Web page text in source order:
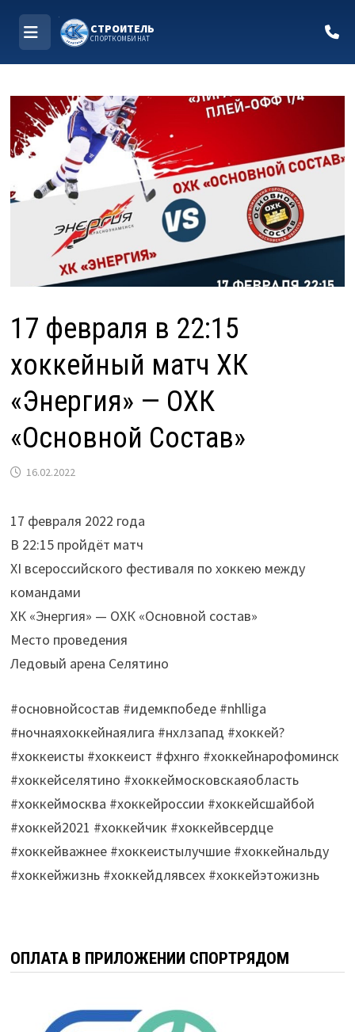
содержимому
МЕНЮ
СТРОИТЕЛЬ
СПОРТКОМБИНАТ
17 февраля в 22:15
хоккейный матч ХК
«Энергия» — ОХК
«Основной Состав»
16.02.2022
17 февраля 2022 года
В 22:15 пройдёт матч
XI всероссийского фестиваля по хоккею между
командами
ХК «Энергия» — ОХК «Основной состав»
Место проведения
Ледовый арена Селятино
#основнойсостав #идемкпобеде #nhlliga
#ночнаяхоккейнаялига #нхлзапад #хоккей?
#хоккеисты #хоккеист #фхнго #хоккейнарофоминск
#хоккейселятино #хоккеймосковскаяобласть
#хоккеймосква #хоккейроссии #хоккейсшайбой
#хоккей2021 #хоккейчик #хоккейвсердце
#хоккейважнее #хоккеистылучшие #хоккейнальду
#хоккейжизнь #хоккейдлявсех #хоккейэтожизнь
ОПЛАТА В ПРИЛОЖЕНИИ СПОРТРЯДОМ